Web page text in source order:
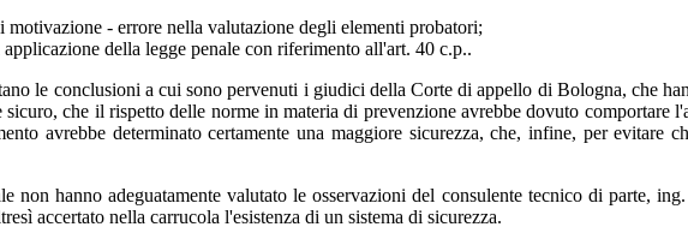
- errore nella valutazione degli elementi probatori;
della legge penale con riferimento all'art. 40 c.p..
le conclusioni a cui sono pervenuti i giudici della Corte di appello di Bologna, che
che il rispetto delle norme in materia di prevenzione avrebbe dovuto comportare
avrebbe determinato certamente una maggiore sicurezza, che, infine, per evitare
hanno adeguatamente valutato le osservazioni del consulente tecnico di parte,
accertato nella carrucola l'esistenza di un sistema di sicurezza.